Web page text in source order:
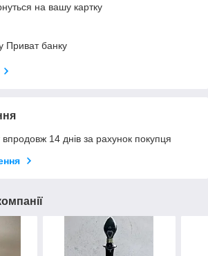
на вашу картку
Приват банку
14 днів за рахунок покупця